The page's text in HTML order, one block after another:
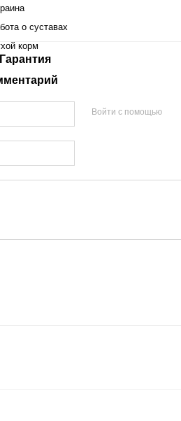
о суставах
корм
Гарантия
Войти с помощью